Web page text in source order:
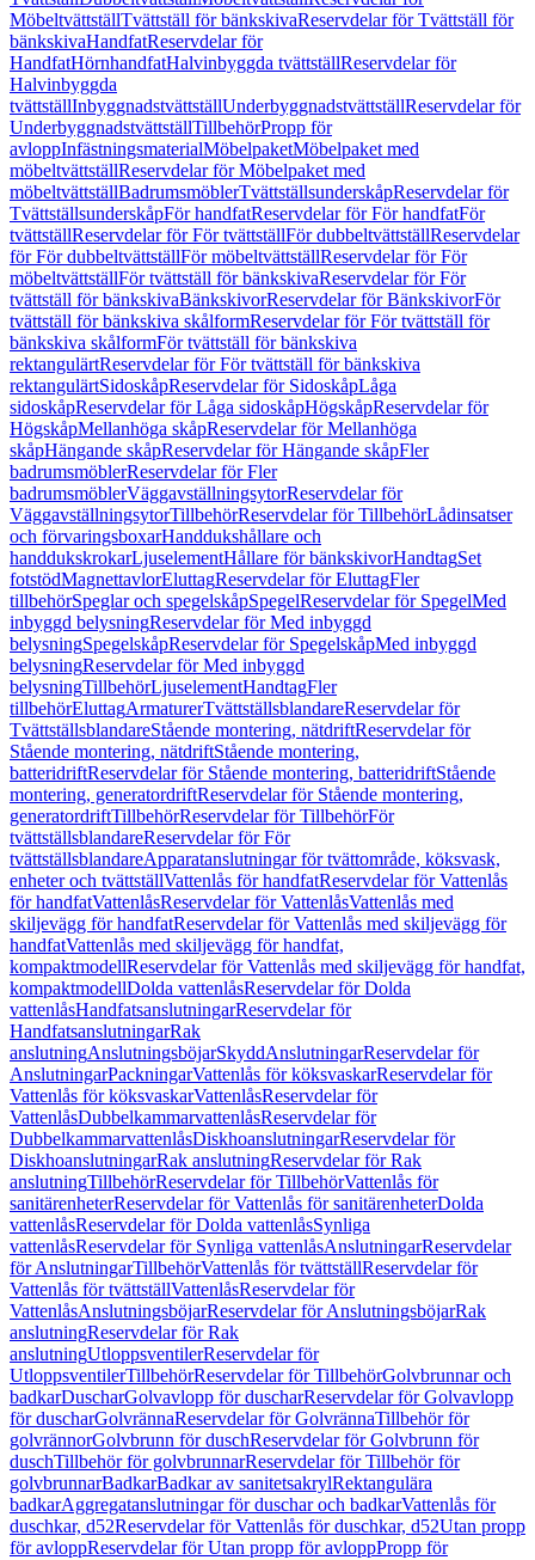
MöbeltvättställTvättställ för bänkskivaReservdelar för Tvättställ för
bänkskivaHandfatReservdelar för
HandfatHörnhandfatHalvinbyggda tvättställReservdelar för
Halvinbyggda
tvättställInbyggnadstvättställUnderbyggnadstvättställReservdelar för
UnderbyggnadstvättställTillbehörPropp för
avloppInfästningsmaterialMöbelpaketMöbelpaket med
möbeltvättställReservdelar för Möbelpaket med
möbeltvättställBadrumsmöblerTvättställsunderskåpReservdelar för
TvättställsunderskåpFör handfatReservdelar för För handfatFör
tvättställReservdelar för För tvättställFör dubbeltvättställReservdelar
för För dubbeltvättställFör möbeltvättställReservdelar för För
möbeltvättställFör tvättställ för bänkskivaReservdelar för För
tvättställ för bänkskivaBänkskivorReservdelar för BänkskivorFör
tvättställ för bänkskiva skålformReservdelar för För tvättställ för
bänkskiva skålformFör tvättställ för bänkskiva
rektangulärtReservdelar för För tvättställ för bänkskiva
rektangulärtSidoskåpReservdelar för SidoskåpLåga
sidoskåpReservdelar för Låga sidoskåpHögskåpReservdelar för
HögskåpMellanhöga skåpReservdelar för Mellanhöga
skåpHängande skåpReservdelar för Hängande skåpFler
badrumsmöblerReservdelar för Fler
badrumsmöblerVäggavställningsytorReservdelar för
VäggavställningsytorTillbehörReservdelar för TillbehörLådinsatser
och förvaringsboxarHanddukshållare och
handdukskrokarLjuselementHållare för bänkskivorHandtagSet
fotstödMagnettavlorEluttagReservdelar för EluttagFler
tillbehörSpeglar och spegelskåpSpegelReservdelar för SpegelMed
inbyggd belysningReservdelar för Med inbyggd
belysningSpegelskåpReservdelar för SpegelskåpMed inbyggd
belysningReservdelar för Med inbyggd
belysningTillbehörLjuselementHandtagFler
tillbehörEluttagArmaturerTvättställsblandareReservdelar för
TvättställsblandareStående montering, nätdriftReservdelar för
Stående montering, nätdriftStående montering,
batteridriftReservdelar för Stående montering, batteridriftStående
montering, generatordriftReservdelar för Stående montering,
generatordriftTillbehörReservdelar för TillbehörFör
tvättställsblandareReservdelar för För
tvättställsblandareApparatanslutningar för tvättområde, köksvask,
enheter och tvättställVattenlås för handfatReservdelar för Vattenlås
för handfatVattenlåsReservdelar för VattenlåsVattenlås med
skiljevägg för handfatReservdelar för Vattenlås med skiljevägg för
handfatVattenlås med skiljevägg för handfat,
kompaktmodellReservdelar för Vattenlås med skiljevägg för handfat,
kompaktmodellDolda vattenlåsReservdelar för Dolda
vattenlåsHandfatsanslutningarReservdelar för
HandfatsanslutningarRak
anslutningAnslutningsböjarSkyddAnslutningarReservdelar för
AnslutningarPackningarVattenlås för köksvaskarReservdelar för
Vattenlås för köksvaskarVattenlåsReservdelar för
VattenlåsDubbelkammarvattenlåsReservdelar för
DubbelkammarvattenlåsDiskhoanslutningarReservdelar för
DiskhoanslutningarRak anslutningReservdelar för Rak
anslutningTillbehörReservdelar för TillbehörVattenlås för
sanitärenheterReservdelar för Vattenlås för sanitärenheterDolda
vattenlåsReservdelar för Dolda vattenlåsSynliga
vattenlåsReservdelar för Synliga vattenlåsAnslutningarReservdelar
för AnslutningarTillbehörVattenlås för tvättställReservdelar för
Vattenlås för tvättställVattenlåsReservdelar för
VattenlåsAnslutningsböjarReservdelar för AnslutningsböjarRak
anslutningReservdelar för Rak
anslutningUtloppsventilerReservdelar för
UtloppsventilerTillbehörReservdelar för TillbehörGolvbrunnar och
badkarDuscharGolvavlopp för duscharReservdelar för Golvavlopp
för duscharGolvrännaReservdelar för GolvrännaTillbehör för
golvrännorGolvbrunn för duschReservdelar för Golvbrunn för
duschTillbehör för golvbrunnarReservdelar för Tillbehör för
golvbrunnarBadkarBadkar av sanitetsakrylRektangulära
badkarAggregatanslutningar för duschar och badkarVattenlås för
duschkar, d52Reservdelar för Vattenlås för duschkar, d52Utan propp
för avloppReservdelar för Utan propp för avloppPropp för